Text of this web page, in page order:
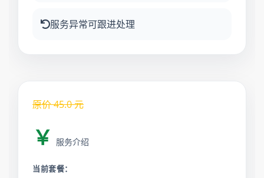
服务异常可跟进处理
原价45.0元
￥ 服务介绍
当前套餐：